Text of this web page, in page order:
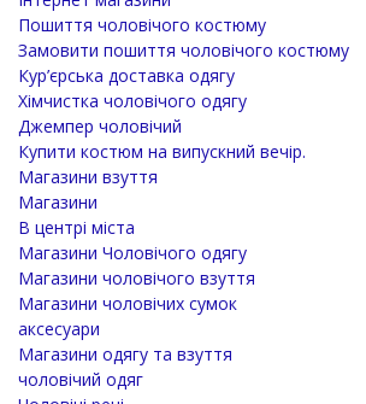
Пошиття чоловічого костюму
Замовити пошиття чоловічого костюму
Кур’єрська доставка одягу
Хімчистка чоловічого одягу
Джемпер чоловічий
Купити костюм на випускний вечір.
Магазини взуття
Магазини
В центрі міста
Магазини Чоловічого одягу
Магазини чоловічого взуття
Магазини чоловічих сумок
аксесуари
Магазини одягу та взуття
чоловічий одяг